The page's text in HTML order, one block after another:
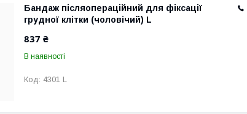
Бандаж післяопераційний для фіксації
грудної клітки (чоловічий) L
837 ₴
В наявності
4301 L